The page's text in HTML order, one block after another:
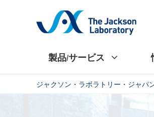
製品/サービス
ジャクソン・ラボラトリー・ジャパ